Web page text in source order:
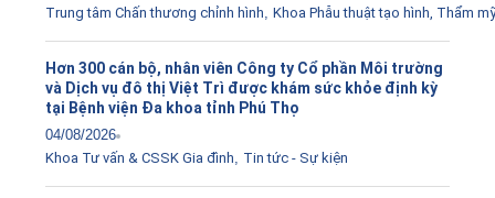
Trung tâm Chấn thương chỉnh hình, Khoa Phẫu thuật tạo hình, Thẩm
Hơn 300 cán bộ, nhân viên Công ty Cổ phần Môi trường
và Dịch vụ đô thị Việt Trì được khám sức khỏe định kỳ
tại Bệnh viện Đa khoa tỉnh Phú Thọ
04/08/2026
Khoa Tư vấn & CSSK Gia đình, Tin tức - Sự kiện